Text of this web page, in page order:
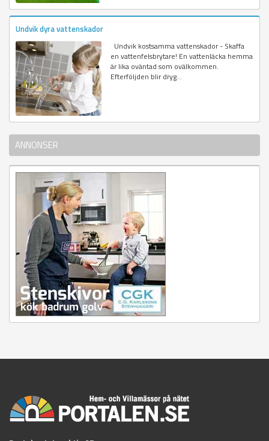
Undvik dyra vattenskador
Undvik kostsamma vattenskador - Skaffa
en vattenfelsbrytare! En vattenläcka hemma
är lika oväntad som ovälkommen.
Efterföljden blir dryg...
ANNONSER